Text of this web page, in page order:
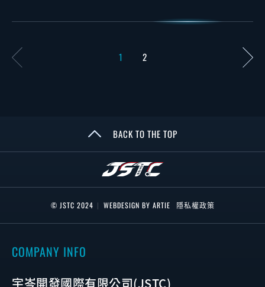
1 2
BACK TO THE TOP
© JSTC 2024 | WEBDESIGN BY ARTIE 隱私權政策
COMPANY INFO
宇岑開發國際有限公司(JSTC)